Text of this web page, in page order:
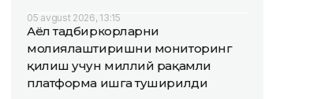
05 avgust 2026, 13:15
Аёл тадбиркорларни
молиялаштиришни мониторинг
қилиш учун миллий рақамли
платформа ишга туширилди